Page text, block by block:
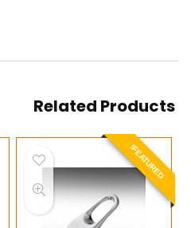
Related Products
F
E
A
T
U
R
E
D
!